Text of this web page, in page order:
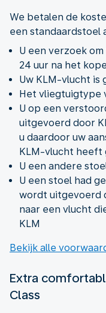
We betalen de
een standaardstoel
U een verzoek
24 uur na het
Uw KLM-vlucht is
Het vliegtuigtype
U op een
uitgevoerd door
u daardoor uw
KLM-vlucht heeft
U een andere
U een stoel had
wordt uitgevoerd
naar een vlucht
KLM
Bekijk alle
Extra
Class